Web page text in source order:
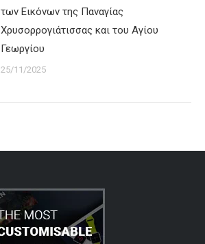
των Εικόνων της Παναγίας
Χρυσορρογιάτισσας και του Αγίου
Γεωργίου
25/11/2025